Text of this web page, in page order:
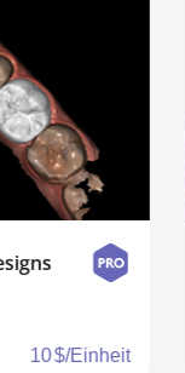
renatatanganeli
(5)
10